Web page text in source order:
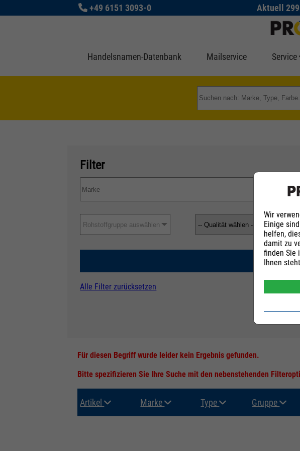
+49 6151 3093-0 Aktuell
Handelsnamen-Datenbank Mailservice Service
Filter
Rohstoffgruppe auswählen
Alle Filter zurücksetzen
Für diesen Begriff wurde leider kein Ergebnis gefunden.
Bitte spezifizieren Sie Ihre Suche mit den nebenstehenden
Artikel Marke Type Gruppe
Wir
Einige
helfen,
damit zu
finden Sie
Ihnen